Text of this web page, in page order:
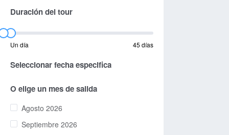
Duración del tour
Un día 45 días
Seleccionar fecha especifica
O elige un mes de salida
Agosto 2026
Septiembre 2026